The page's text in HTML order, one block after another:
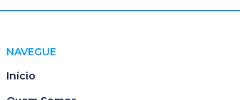
NAVEGUE
Início